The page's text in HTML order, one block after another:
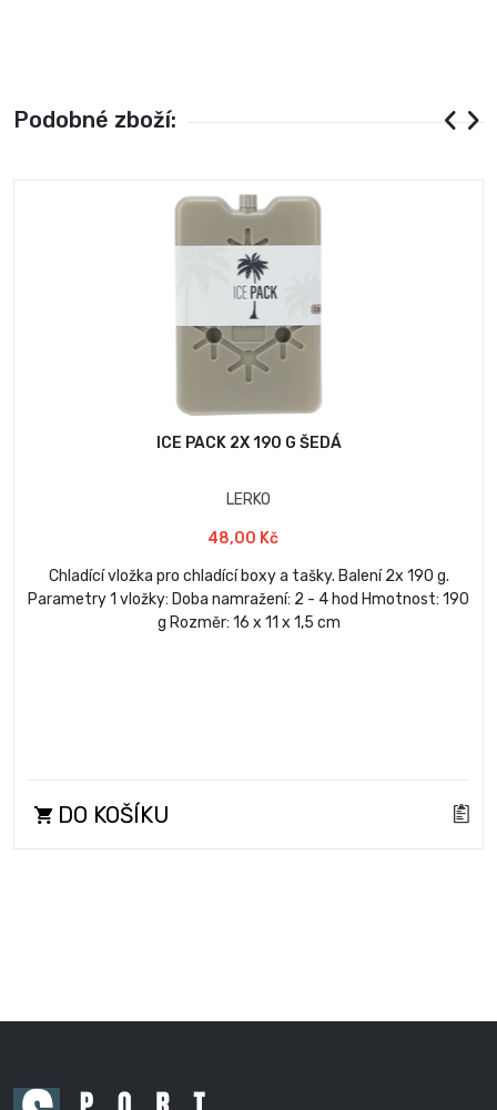
Podobné zboží:
ICE PACK 2X 190 G ŠEDÁ
LERKO
48,00 Kč
Chladící vložka pro chladící boxy a tašky. Balení 2x 190 g.
Parametry 1 vložky: Doba namražení: 2 - 4 hod Hmotnost: 190
g Rozměr: 16 x 11 x 1,5 cm
DO KOŠÍKU